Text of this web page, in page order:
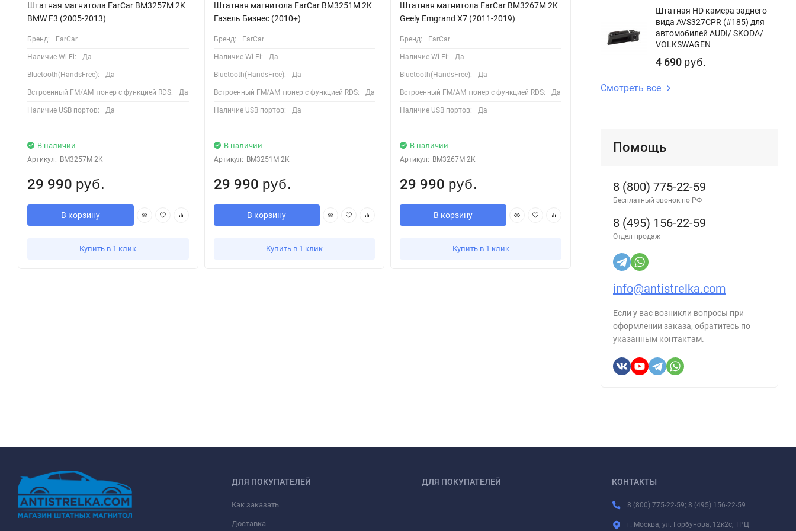
Штатная магнитола FarCar BM3257M 2K
BMW F3 (2005-2013)
Бренд: FarCar
Наличие Wi-Fi: Да
Bluetooth(HandsFree): Да
Встроенный FM/AM тюнер с функцией RDS: Да
Наличие USB портов: Да
В наличии
Артикул: BM3257M 2K
29 990 руб.
В корзину
Купить в 1 клик
Штатная магнитола FarCar BM3251M 2K
Газель Бизнес (2010+)
Бренд: FarCar
Наличие Wi-Fi: Да
Bluetooth(HandsFree): Да
Встроенный FM/AM тюнер с функцией RDS: Да
Наличие USB портов: Да
В наличии
Артикул: BM3251M 2K
29 990 руб.
В корзину
Купить в 1 клик
Штатная магнитола FarCar BM3267M 2K
Geely Emgrand X7 (2011-2019)
Бренд: FarCar
Наличие Wi-Fi: Да
Bluetooth(HandsFree): Да
Встроенный FM/AM тюнер с функцией RDS: Да
Наличие USB портов: Да
В наличии
Артикул: BM3267M 2K
29 990 руб.
В корзину
Купить в 1 клик
Chevrolet Epica (2006-2012)
Бренд: FarCar
Встроенный FM/AM тюнер с функцией RDS:
В наличии
29 990руб.
Штатная HD камера заднего
вида AVS327CPR (#185) для
автомобилей AUDI/ SKODA/
VOLKSWAGEN
4 690 руб.
Смотреть все
Помощь
8 (800) 775-22-59
Бесплатный звонок по РФ
8 (495) 156-22-59
Отдел продаж
info@antistrelka.com
Если у вас возникли вопросы при
оформлении заказа, обратитесь по
указанным контактам.
ДЛЯ ПОКУПАТЕЛЕЙ
Как заказать
Доставка
ДЛЯ ПОКУПАТЕЛЕЙ КОНТАКТЫ
8 (800) 775-22-59; 8 (495) 156-22-59
г. Москва, ул. Горбунова, 12к2с, ТРЦ